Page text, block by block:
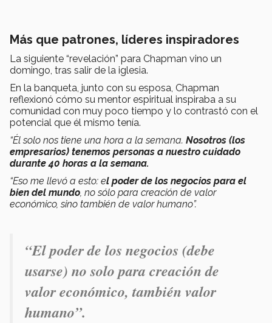
Más que patrones, líderes inspiradores
La siguiente “revelación” para Chapman vino un
domingo, tras salir de la iglesia.
En la banqueta, junto con su esposa, Chapman
reflexionó cómo su mentor espiritual inspiraba a su
comunidad con muy poco tiempo y lo contrastó con el
potencial que él mismo tenía.
“Él solo nos tiene una hora a la semana. Nosotros (los
empresarios) tenemos personas a nuestro cuidado
durante 40 horas a la semana.
“Eso me llevó a esto: el poder de los negocios para el
bien del mundo , no sólo para creación de valor
económico, sino también de valor humano”.
“El poder de los negocios (debe
usarse) no solo para creación de
valor económico, también valor
humano”.